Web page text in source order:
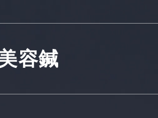
容鍼